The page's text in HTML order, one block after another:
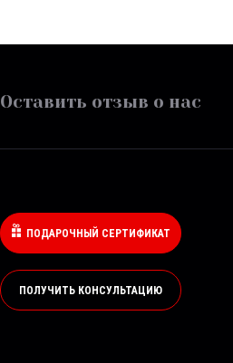
Оставить отзыв о нас
ПОДАРОЧНЫЙ СЕРТИФИКАТ
ПОЛУЧИТЬ КОНСУЛЬТАЦИЮ